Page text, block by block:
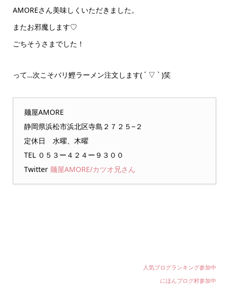
AMOREさん美味しくいただきました。
またお邪魔します♡
ごちそうさまでした！
って…次こそバリ鰹ラーメン注文します( ´ ▽ ` )笑
麺屋AMORE
静岡県浜松市浜北区寺島２７２５−２
定休日 水曜、木曜
TEL ０５３ー４２４ー９３００
Twitter 麺屋AMORE/カツオ兄さん
人気ブログランキング参加中
にほんブログ村参加中